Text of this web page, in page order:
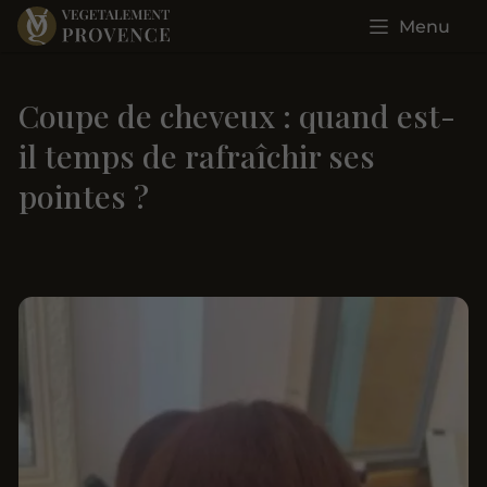
Menu
Coupe de cheveux : quand est-
il temps de rafraîchir ses
pointes ?